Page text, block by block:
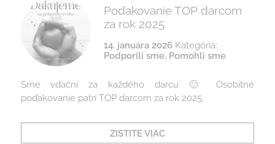
Poďakovanie TOP darcom
za rok 2025
14. januára 2026Kategória:
Podporili sme, Pomohli sme
Sme vďační za každého darcu 🙂 Osobitné
poďakovanie patrí TOP darcom za rok 2025.
ZISTITE VIAC